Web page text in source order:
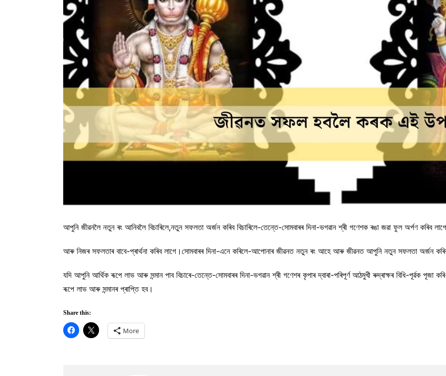
আপুনি জীৱনলৈ নতুন ৰং আনিবলৈ বিচাৰিলে,নতুন সফলতা অৰ্জন কৰিব বিচাৰিলে-তেন্তে-সোমবাৰৰ দিনা-ভগৱান শ্ৰী গণেশক ৰঙা জৱা ফুল অৰ্পণ কৰিব
আৰু নিজৰ সফলতাৰ বাবে-প্ৰাৰ্থনা কৰিব লাগে।সোমবাৰৰ দিনা-এনে কৰিলে-আপোনাৰ জীৱনত নতুন ৰং আহে আৰু জীৱনত আপুনি নতুন সফলতা অৰ্জন
যদি আপুনি আৰ্থিক ৰূপে লাভ আৰু সন্মান পাব বিচাৰে-তেন্তে-সোমবাৰৰ দিনা-ভগৱান শ্ৰী গণেশৰ কৃপাৰ দ্বাৰা-পৰিপূৰ্ণ আঠমুখী ৰুদ্ৰাক্ষৰ বিধি-পূৰ্ৱক পূজা
ৰূপে লাভ আৰু সন্মানৰ প্ৰাপ্তি হব।
Share this:
More